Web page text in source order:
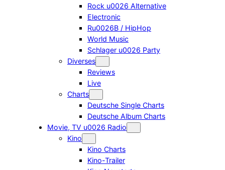
Rock u0026 Alternative
Electronic
Ru0026B / HipHop
World Music
Schlager u0026 Party
Diverses
Reviews
Live
Charts
Deutsche Single Charts
Deutsche Album Charts
Movie, TV u0026 Radio
Kino
Kino Charts
Kino-Trailer